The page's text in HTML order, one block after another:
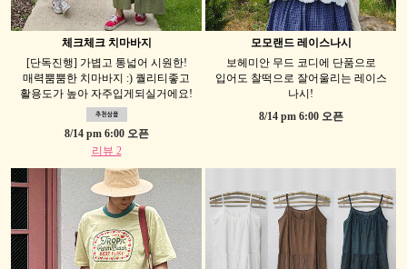
체크체크 치마바지
[단독진행] 가볍고 통넓어 시원한!
매력뿜뿜한 치마바지 :) 퀄리티좋고
활용도가 높아 자주입게되실거에요!
8/14 pm 6:00 오픈
리뷰 2
모모랜드 레이스나시
보헤미안 무드 코디에 단품으로
입어도 찰떡으로 잘어울리는 레이스
나시!
8/14 pm 6:00 오픈